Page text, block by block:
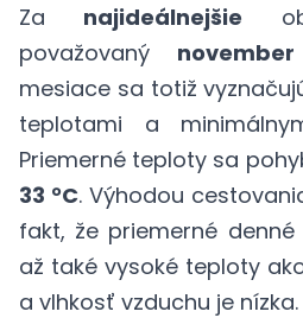
Za najideálnejšie
považovaný
mesiace sa totiž
teplotami a
Priemerné teploty sa
33 °C. Výhodou
fakt, že priemerné
až také vysoké teploty
a vlhkosť vzduchu je nízka.